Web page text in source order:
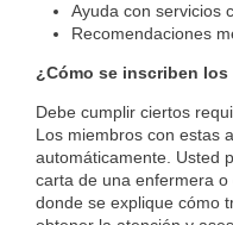
Ayuda con servicios
Recomendaciones
​¿Cómo se inscriben los
Debe cumplir ciertos
Los miembros con estas
automáticamente. Usted
carta de una enfermera
donde se explique cómo